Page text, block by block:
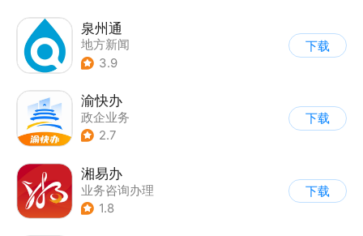
泉州通
地方新闻
3.9
下载
渝快办
政企业务
2.7
下载
湘易办
业务咨询办理
1.8
下载